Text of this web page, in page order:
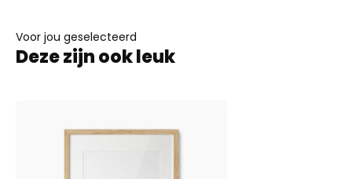
Voor jou geselecteerd
Deze zijn ook leuk